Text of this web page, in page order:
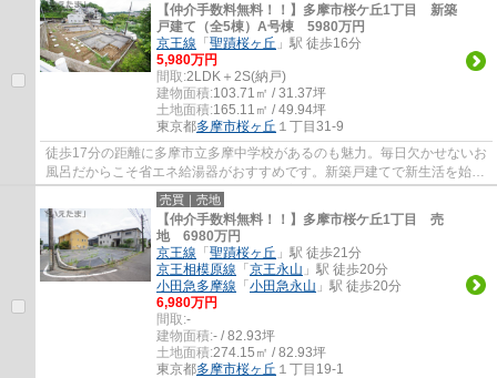
【仲介手数料無料！！】多摩市桜ケ丘1丁目 新築
戸建て（全5棟）A号棟 5980万円
京王線 「聖蹟桜ヶ丘 」駅 徒歩16分
5,980万円
間取:2LDK＋2S(納戸)
建物面積:103.71㎡ / 31.37坪
土地面積:165.11㎡ / 49.94坪
東京都多摩市桜ヶ丘 １丁目31-9
徒歩17分の距離に多摩市立多摩中学校があるのも魅力。毎日欠かせないお
風呂だからこそ省エネ給湯器がおすすめです。新築戸建てで新生活を始め
てはいかがでしょうか。使いやすい全居室...
売買｜売地
【仲介手数料無料！！】多摩市桜ケ丘1丁目 売
地 6980万円
京王線 「聖蹟桜ヶ丘 」駅 徒歩21分
京王相模原線 「京王永山 」駅 徒歩20分
小田急多摩線 「小田急永山 」駅 徒歩20分
6,980万円
間取:-
建物面積:- / 82.93坪
土地面積:274.15㎡ / 82.93坪
東京都多摩市桜ヶ丘 １丁目19-1